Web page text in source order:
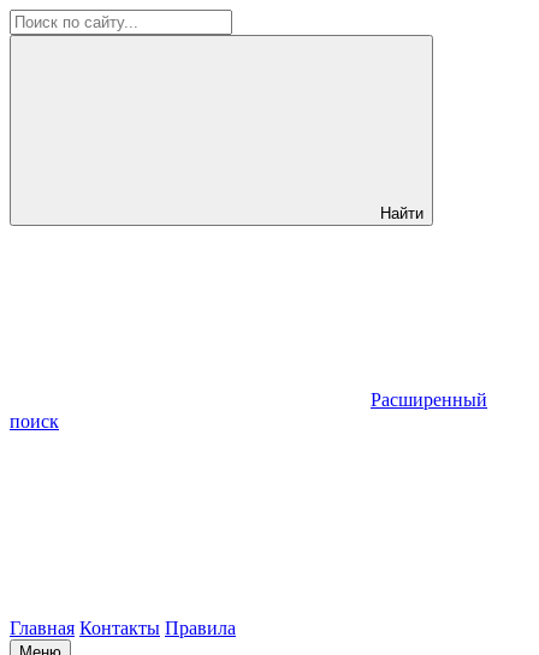
Найти
Расширенный
поиск
Главная Контакты Правила